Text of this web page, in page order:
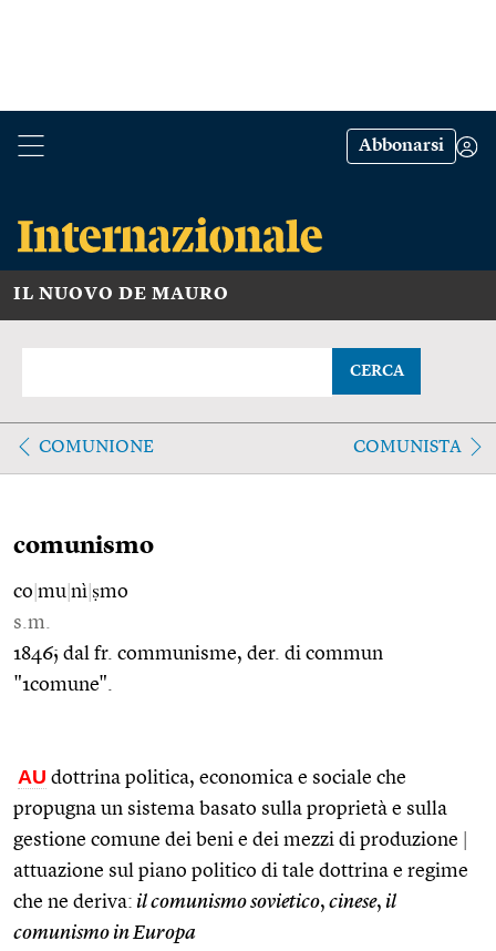
Abbonarsi
IL NUOVO DE MAURO
CERCA
COMUNIONE COMUNISTA
comunismo
co mu nì ṣmo
s.m.
1846; dal fr. communisme, der. di commun
"1comune".
AU dottrina politica, economica e sociale che
propugna un sistema basato sulla proprietà e sulla
gestione comune dei beni e dei mezzi di produzione
attuazione sul piano politico di tale dottrina e regime
che ne deriva: il comunismo sovietico, cinese, il
comunismo in Europa